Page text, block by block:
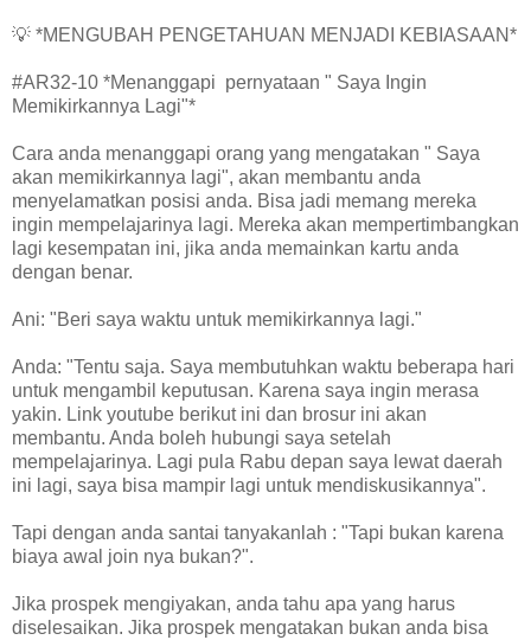
💡 *MENGUBAH PENGETAHUAN MENJADI KEBIASAAN*
#AR32-10 *Menanggapi pernyataan " Saya Ingin
Memikirkannya Lagi"*
Cara anda menanggapi orang yang mengatakan " Saya
akan memikirkannya lagi", akan membantu anda
menyelamatkan posisi anda. Bisa jadi memang mereka
ingin mempelajarinya lagi. Mereka akan mempertimbangkan
lagi kesempatan ini, jika anda memainkan kartu anda
dengan benar.
Ani: "Beri saya waktu untuk memikirkannya lagi."
Anda: "Tentu saja. Saya membutuhkan waktu beberapa hari
untuk mengambil keputusan. Karena saya ingin merasa
yakin. Link youtube berikut ini dan brosur ini akan
membantu. Anda boleh hubungi saya setelah
mempelajarinya. Lagi pula Rabu depan saya lewat daerah
ini lagi, saya bisa mampir lagi untuk mendiskusikannya".
Tapi dengan anda santai tanyakanlah : "Tapi bukan karena
biaya awal join nya bukan?".
Jika prospek mengiyakan, anda tahu apa yang harus
diselesaikan. Jika prospek mengatakan bukan anda bisa